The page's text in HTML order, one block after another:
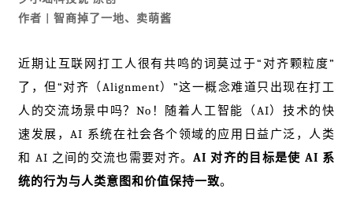
作者 | 智商掉了一地、卖萌酱
近期让互联网打工人很有共鸣的词莫过于“对齐颗粒度”
了，但“对齐（Alignment）”这一概念难道只出现在打工
人的交流场景中吗？No！随着人工智能（AI）技术的快
速发展，AI 系统在社会各个领域的应用日益广泛，人类
和 AI 之间的交流也需要对齐。AI 对齐的目标是使 AI 系
统的行为与人类意图和价值保持一致。